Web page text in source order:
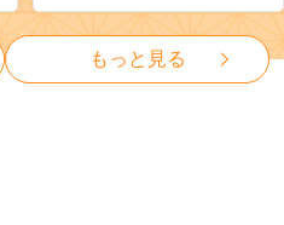
ット ぶどう ブドウ 葡萄 大粒
種なし 先行予約 富士川町
10000円 一万円 9000円 九千円
もっと見る